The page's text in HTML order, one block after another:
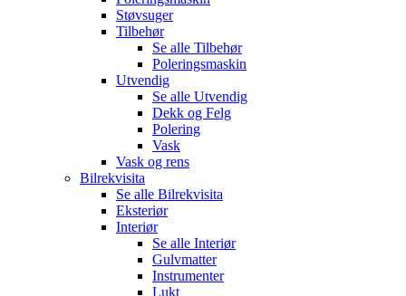
Støvsuger
Tilbehør
Se alle Tilbehør
Poleringsmaskin
Utvendig
Se alle Utvendig
Dekk og Felg
Polering
Vask
Vask og rens
Bilrekvisita
Se alle Bilrekvisita
Eksteriør
Interiør
Se alle Interiør
Gulvmatter
Instrumenter
Lukt